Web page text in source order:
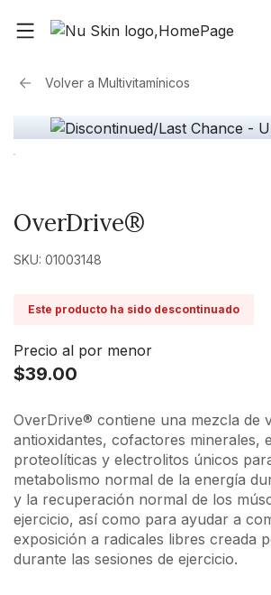
Volver a Multivitamínicos
OverDrive®
SKU: 01003148
Este producto ha sido descontinuado
Precio al por menor
$39.00
OverDrive® contiene una mezcla de
antioxidantes, cofactores minerales,
proteolíticas y electrolitos únicos
metabolismo normal de la energía
y la recuperación normal de los
ejercicio, así como para ayudar a
exposición a radicales libres creada
durante las sesiones de ejercicio.